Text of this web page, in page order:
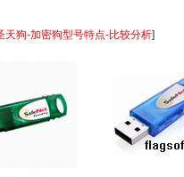
天狗-加密狗型号特点-比较分析]